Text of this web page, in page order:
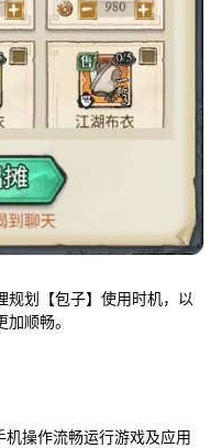
规划【包子】使用时机，以
顺畅。
操作流畅运行游戏及应用